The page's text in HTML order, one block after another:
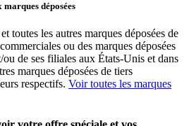
déposées
toutes les autres marques déposées de
ou des marques déposées
de ses filiales aux États-Unis et dans
marques déposées de tiers
respectifs. Voir toutes les marques